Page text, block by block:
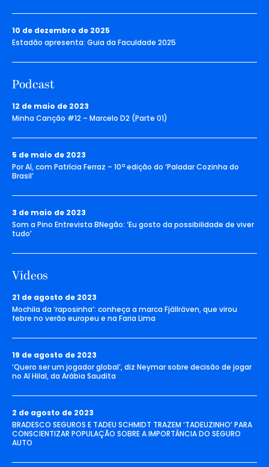
10 de dezembro de 2025
Estadão apresenta: Guia da Faculdade 2025
Podcast
12 de maio de 2023
Minha Canção #12 – Marcelo D2 (Parte 01)
5 de maio de 2023
Por Aí, com Patrícia Ferraz – 10ª edição do ‘Paladar Cozinha do
Brasil’
3 de maio de 2023
Som a Pino Entrevista BNegão: ‘Eu gosto da possibilidade de viver
tudo’
Vídeos
21 de agosto de 2023
Mochila da ‘raposinha’: conheça a marca Fjällräven, que virou
febre no verão europeu e na Faria Lima
19 de agosto de 2023
‘Quero ser um jogador global’, diz Neymar sobre decisão de jogar
no Al Hilal, da Arábia Saudita
2 de agosto de 2023
BRADESCO SEGUROS E TADEU SCHMIDT TRAZEM ‘TADEUZINHO’ PARA
CONSCIENTIZAR POPULAÇÃO SOBRE A IMPORTÂNCIA DO SEGURO
AUTO